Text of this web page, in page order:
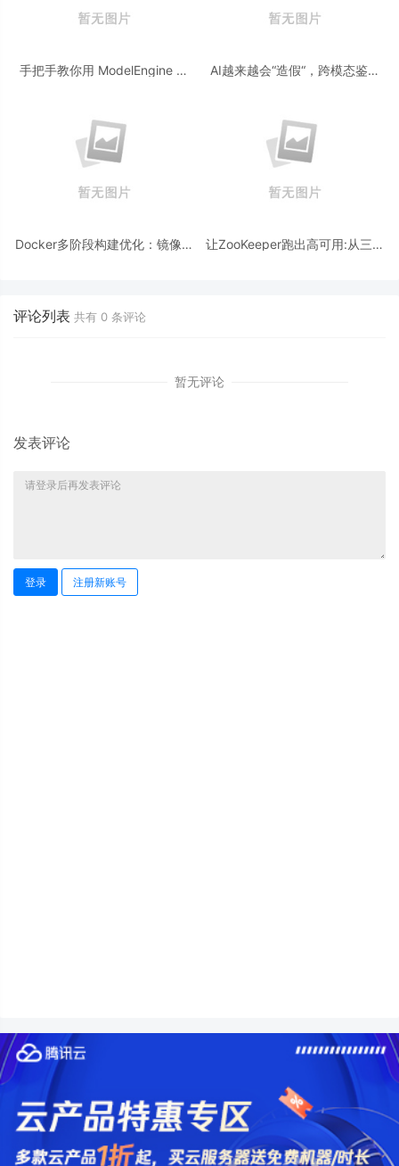
手把手教你用 ModelEngine 打
AI越来越会“造假“，跨模态鉴伪
Docker多阶段构建优化：镜像体
让ZooKeeper跑出高可用:从三节
评论列表 共有 0 条评论
暂无评论
发表评论
登录 注册新账号